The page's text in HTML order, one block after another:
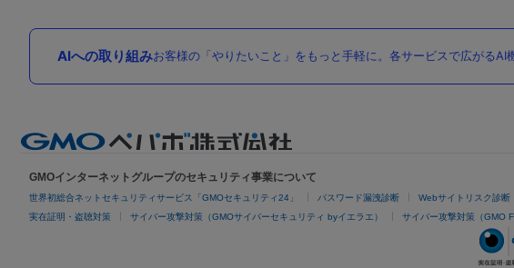
AIへの取り組みお客様の「やりたいこと」をもっと手軽に。各サービスで広がるAI
GMOインターネットグループのセキュリティ事業について
世界初総合ネットセキュリティサービス「GMOセキュリティ24」 パスワード漏洩診断 Webサイトリスク診断
実在証明・盗聴対策 サイバー攻撃対策（GMOサイバーセキュリティ byイエラエ） サイバー攻撃対策（GMO